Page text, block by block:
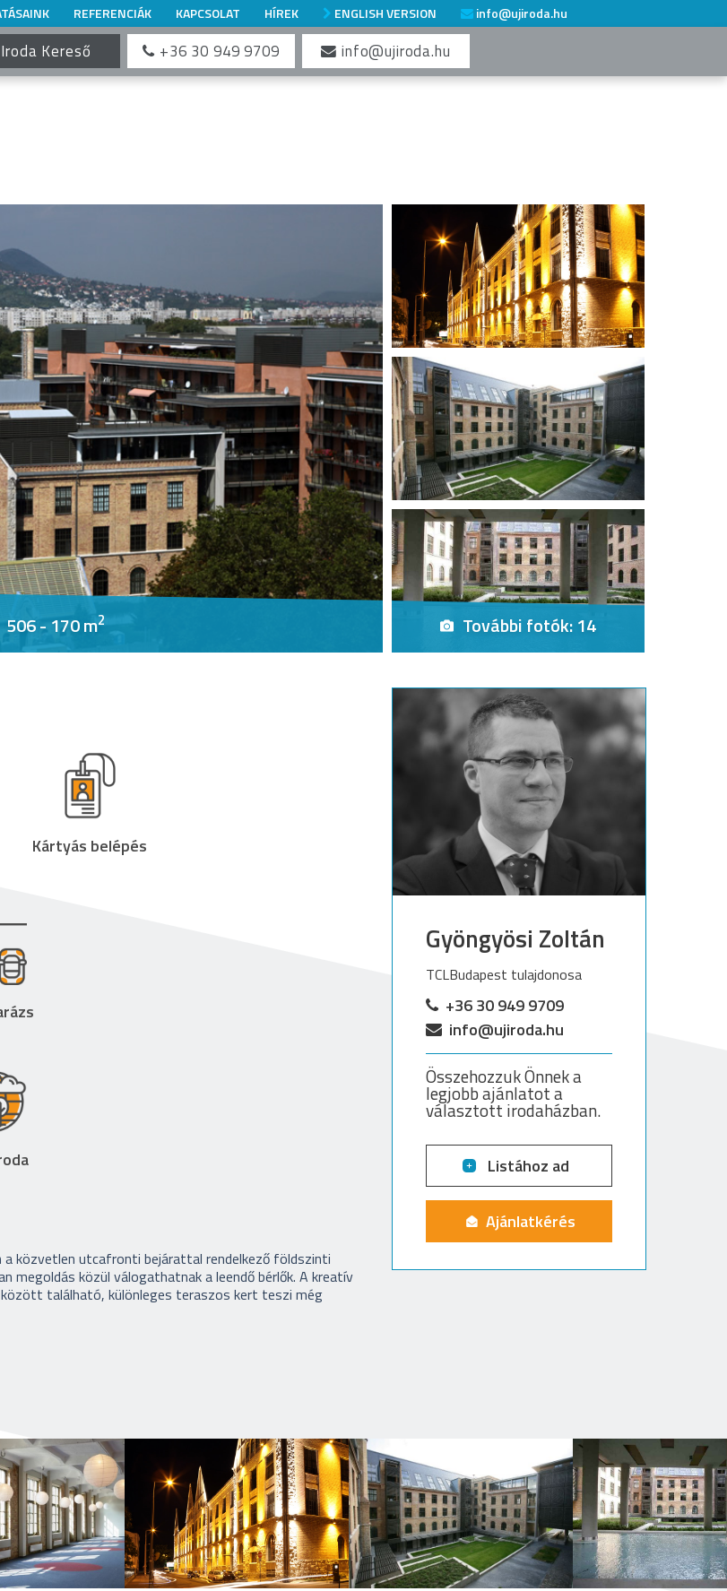
REFERENCIÁK KAPCSOLAT HÍREK ENGLISH VERSION info@ujiroda.hu
Iroda Kereső +36 30 949 9709 info@ujiroda.hu
506 - 170 m2 További fotók: 14
Kártyás belépés
közvetlen utcafronti bejárattal rendelkező földszinti
megoldás közül válogathatnak a leendő bérlők. A kreatív
található, különleges teraszos kert teszi még
Gyöngyösi Zoltán
TCLBudapest tulajdonosa
+36 30 949 9709
info@ujiroda.hu
Összehozzuk Önnek a
legjobb ajánlatot a
választott irodaházban.
Listához ad
Ajánlatkérés